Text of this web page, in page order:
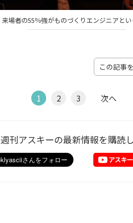
来場者の55％強がものづくりエンジニアと
この記事
1 2 3 次へ
週刊アスキーの最新情報を購読